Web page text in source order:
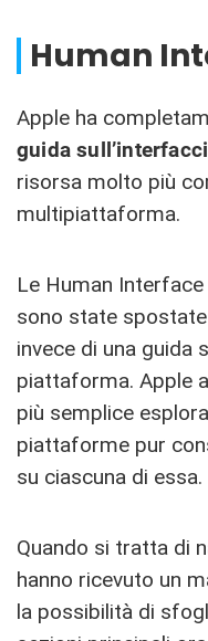
Human
Apple ha
guida
risorsa molto più
multipiattaforma.
Le Human
sono state
invece di una guida
piattaforma. Apple
più semplice
piattaforme pur
su ciascuna di essa.
Quando si tratta di
hanno ricevuto un
la possibilità di